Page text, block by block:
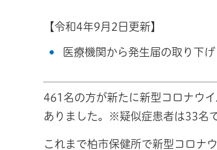
【令和4年9月2日更新】
医療機関から発生届の取り下
461名の方が新たに新型コロナウ
ありました。※疑似症患者は33名で
これまで柏市保健所で新型コロナ